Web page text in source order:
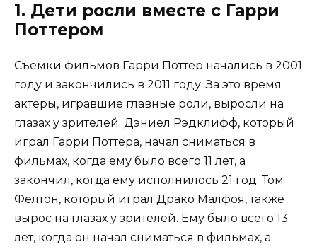
1. Дети росли вместе с Гарри
Поттером
Съемки фильмов Гарри Поттер начались в 2001
году и закончились в 2011 году. За это время
актеры, игравшие главные роли, выросли на
глазах у зрителей. Дэниел Рэдклифф, который
играл Гарри Поттера, начал сниматься в
фильмах, когда ему было всего 11 лет, а
закончил, когда ему исполнилось 21 год. Том
Фелтон, который играл Драко Малфоя, также
вырос на глазах у зрителей. Ему было всего 13
лет, когда он начал сниматься в фильмах, а